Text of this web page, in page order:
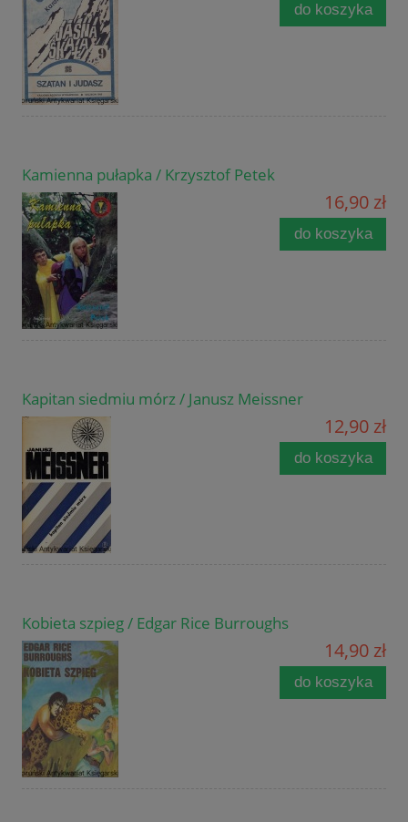
do koszyka
Kamienna pułapka / Krzysztof Petek
16,90 zł
do koszyka
Kapitan siedmiu mórz / Janusz Meissner
12,90 zł
do koszyka
Kobieta szpieg / Edgar Rice Burroughs
14,90 zł
do koszyka